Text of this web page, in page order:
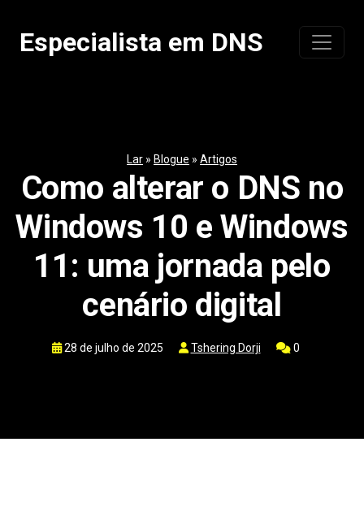
paraEspecialista em DNS
Lar » Blogue » Artigos
Como alterar o DNS no
Windows 10 e Windows
11: uma jornada pelo
cenário digital
28 de julho de 2025 Tshering Dorji 0